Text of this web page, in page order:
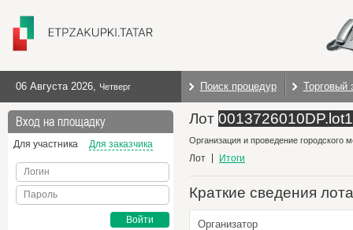
06 Августа 2026, Четверг Поиск процедур Торговый
Вход на площадку
Для участника Для заказчика
Логин
Пароль
Войти
Лот 0013726010DP.lot1
Организация и проведение городского
Лот Итоги
Краткие сведения лота
Организатор